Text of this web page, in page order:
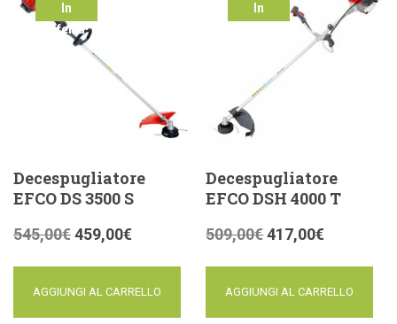
In
offerta!
Decespugliatore
EFCO DS 3500 S
545,00€459,00€
AGGIUNGI AL CARRELLO
In
Decespugliatore
EFCO DSH 4000 T
509,00€417,00€
AGGIUNGI AL CARRELLO